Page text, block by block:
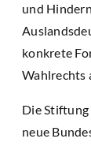
und
konkrete
Wahlrechts
Die
neue